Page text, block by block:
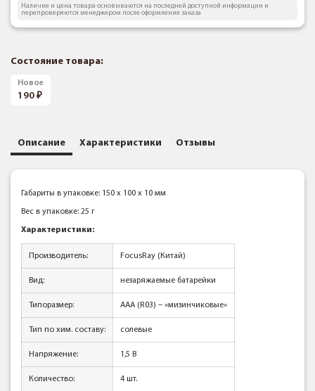
Наличие и цена товара основываются на последней доступной информации и
перепроверяются менеджером после оформления заказа
Состояние товара:
Новое
190
Описание Характеристики Отзывы
Габариты в упаковке: 150 x 100 x 10 мм
Вес в упаковке: 25 г
Характеристики:
Производитель: FocusRay (Китай)
Вид: незаряжаемые батарейки
Типоразмер: AAA (R03) – «мизинчиковые»
Тип по хим. составу: солевые
Напряжение: 1,5 В
Количество: 4 шт.